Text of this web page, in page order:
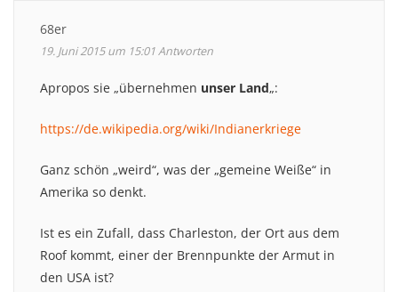
68er
19. Juni 2015 um 15:01Antworten
Apropos sie „übernehmen unser Land„:
https://de.wikipedia.org/wiki/Indianerkriege
Ganz schön „weird“, was der „gemeine Weiße“ in
Amerika so denkt.
Ist es ein Zufall, dass Charleston, der Ort aus dem
Roof kommt, einer der Brennpunkte der Armut in
den USA ist?